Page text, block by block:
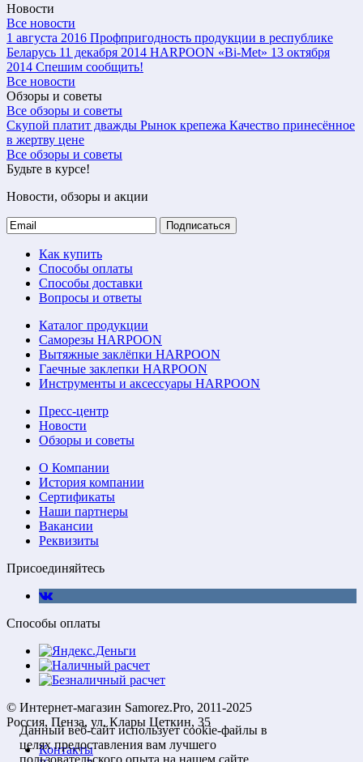
Новости
Все новости
1 августа 2016 Профпригодность продукции в республике
Беларусь 11 декабря 2014 HARPOON «Bi-Met» 13 октября
2014 Спешим сообщить!
Все новости
Обзоры и советы
Все обзоры и советы
Скупой платит дважды Рынок крепежа Качество принесённое
в жертву цене
Все обзоры и советы
Будьте в курсе!
Новости, обзоры и акции
Подписаться
Как купить
Способы оплаты
Способы доставки
Вопросы и ответы
Каталог продукции
Саморезы HARPOON
Вытяжные заклёпки HARPOON
Гаечные заклепки HARPOON
Инструменты и аксессуары HARPOON
Пресс-центр
Новости
Обзоры и советы
О Компании
История компании
Сертификаты
Наши партнеры
Вакансии
Реквизиты
Присоединяйтесь
Способы оплаты
© Интернет-магазин Samorez.Pro, 2011-2025
Россия, Пенза, ул. Клары Цеткин, 35
Контакты
Данный веб-сайт использует cookie-файлы в
целях предоставления вам лучшего
пользовательского опыта на нашем сайте.